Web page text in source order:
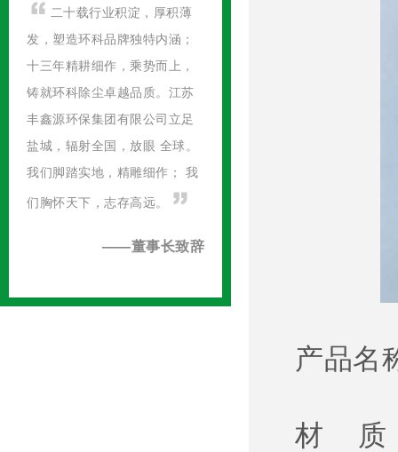
二十载行业积淀，厚积薄
发，塑造环科品牌独特内涵；
十三年精耕细作，乘势而上，
铸就环科除尘卓越品质。江苏
丰鑫源环保集团有限公司立足
盐城，辐射全国，放眼 全球。
我们脚踏实地，精雕细作； 我
们胸怀天下，志存高远。
——董事长致辞
产品名
材 质